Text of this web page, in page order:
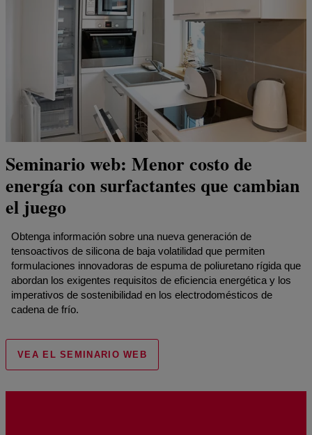
Seminario web: Menor costo de
energía con surfactantes que cambian
el juego
Obtenga información sobre una nueva generación de
tensoactivos de silicona de baja volatilidad que permiten
formulaciones innovadoras de espuma de poliuretano rígida que
abordan los exigentes requisitos de eficiencia energética y los
imperativos de sostenibilidad en los electrodomésticos de
cadena de frío.
VEA EL SEMINARIO WEB